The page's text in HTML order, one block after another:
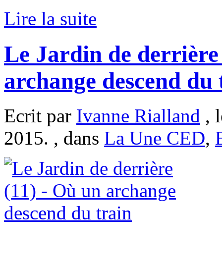
Lire la suite
Le Jardin de
archange descend
Ecrit par Ivanne Rialland ,
2015. , dans La Une CED,